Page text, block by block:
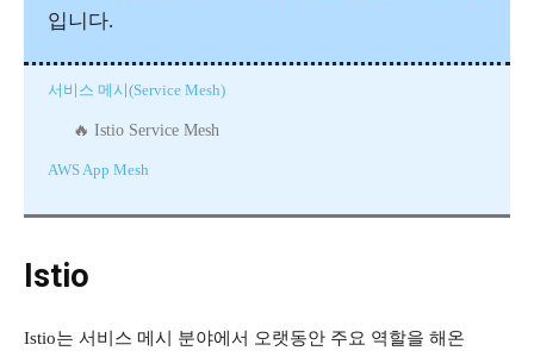
입니다.
서비스 메시(Service Mesh)
Istio Service Mesh
AWS App Mesh
Istio
Istio는 서비스 메시 분야에서 오랫동안 주요 역할을 해온